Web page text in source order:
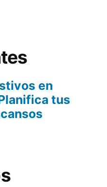
en
tus